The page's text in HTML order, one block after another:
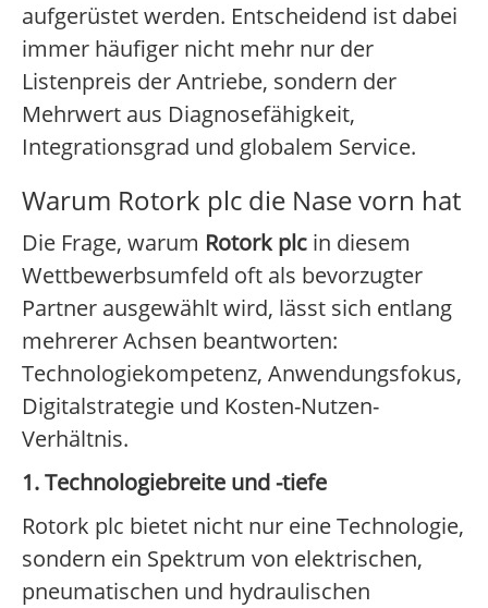
aufgerüstet werden. Entscheidend ist dabei
immer häufiger nicht mehr nur der
Listenpreis der Antriebe, sondern der
Mehrwert aus Diagnosefähigkeit,
Integrationsgrad und globalem Service.
Warum Rotork plc die Nase vorn hat
Die Frage, warum Rotork plc in diesem
Wettbewerbsumfeld oft als bevorzugter
Partner ausgewählt wird, lässt sich entlang
mehrerer Achsen beantworten:
Technologiekompetenz, Anwendungsfokus,
Digitalstrategie und Kosten-Nutzen-
Verhältnis.
1. Technologiebreite und -tiefe
Rotork plc bietet nicht nur eine Technologie,
sondern ein Spektrum von elektrischen,
pneumatischen und hydraulischen